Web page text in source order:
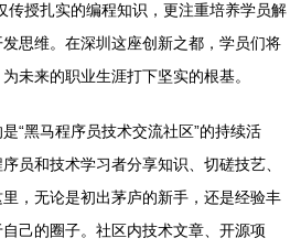
传授扎实的编程知识，更注重培养学员解
思维。在深圳这座创新之都，学员们将
未来的职业生涯打下坚实的根基。
“黑马程序员技术交流社区”的持续活
员和技术学习者分享知识、切磋技艺、
，无论是初出茅庐的新手，还是经验丰
己的圈子。社区内技术文章、开源项